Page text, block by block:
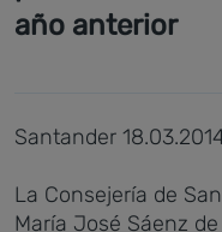
año anterior
Santander
La Consejería de
María José Sáenz